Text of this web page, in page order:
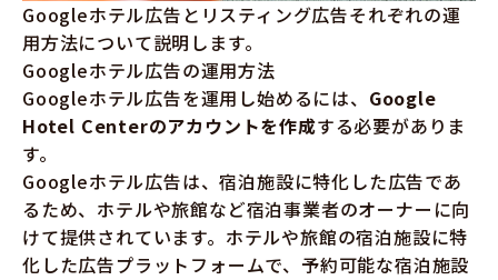
Googleホテル広告とリスティング広告それぞれの運
用方法について説明します。
Googleホテル広告の運用方法
Googleホテル広告を運用し始めるには、 Google
Hotel Centerのアカウントを作成する必要がありま
す。
Googleホテル広告は、宿泊施設に特化した広告であ
るため、ホテルや旅館など宿泊事業者のオーナーに向
けて提供されています。ホテルや旅館の宿泊施設に特
化した広告プラットフォームで、予約可能な宿泊施設